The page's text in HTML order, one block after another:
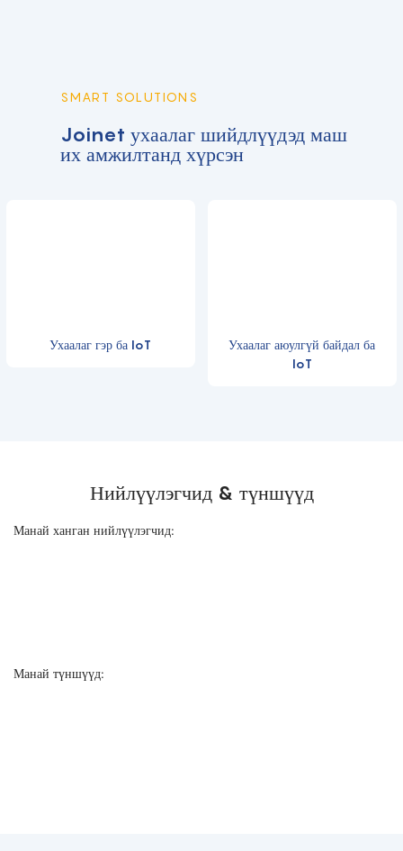
SMART SOLUTIONS
Joinet ухаалаг шийдлүүдэд маш
их амжилтанд хүрсэн
Ухаалаг гэр ба IoT
Ухаалаг аюулгүй байдал ба
IoT
Нийлүүлэгчид & түншүүд
Манай ханган нийлүүлэгчид:
Манай түншүүд: